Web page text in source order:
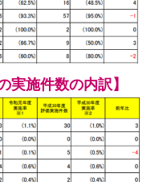
実施件数の内訳】